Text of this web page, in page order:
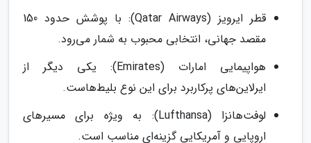
قطر ایرویز (Qatar Airways): با پوشش حدود 150
مقصد جهانی، انتخابی محبوب به شمار می‌رود.
هواپیمایی امارات (Emirates): یکی دیگر از
ایرلاین‌های پرکاربرد برای این نوع بلیط‌هاست.
لوفت‌هانزا (Lufthansa): به ویژه برای مسیرهای
اروپایی و آمریکایی گزینه‌ای مناسب است.